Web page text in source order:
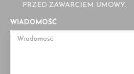
PRZED ZAWARCIEM UMOWY.
WIADOMOŚĆ